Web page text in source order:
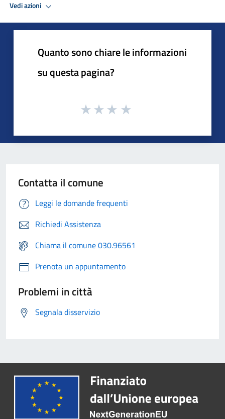
Vedi azioni
Quanto sono chiare le informazioni
su questa pagina?
Contatta il comune
Leggi le domande frequenti
Richiedi Assistenza
Chiama il comune 030.96561
Prenota un appuntamento
Problemi in città
Segnala disservizio